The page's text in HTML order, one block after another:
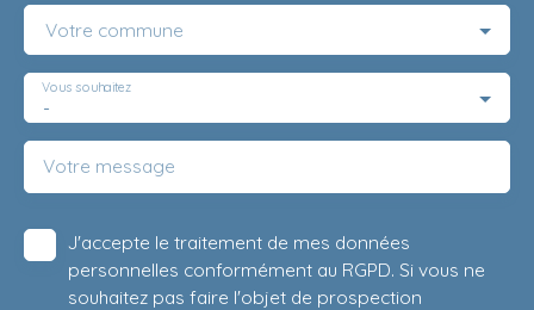
Votre commune
-
Vous souhaitez
Votre message
J'accepte le traitement de mes données
personnelles conformément au RGPD. Si vous ne
souhaitez pas faire l'objet de prospection